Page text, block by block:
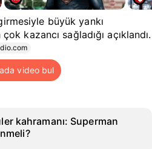
büyük yankı
kazancı sağladığı açıklandı.
video bul
kahramanı: Superman